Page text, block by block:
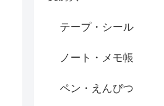
テープ・シール
ノート・メモ帳
ペン・えんぴつ